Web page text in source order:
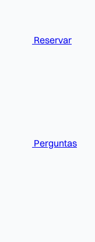
Reservar
Perguntas